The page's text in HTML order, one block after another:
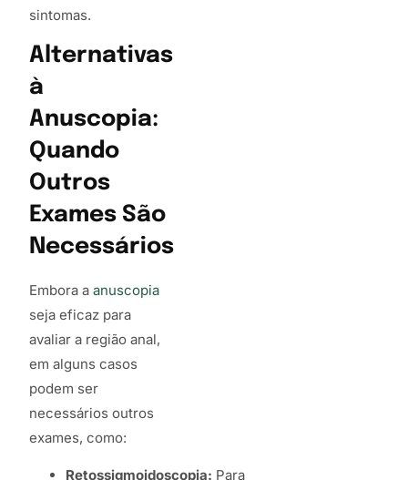
sintomas.
Alternativas
à
Anuscopia:
Quando
Outros
Exames São
Necessários
Embora aanuscopia
seja eficaz para
avaliar a região anal,
em alguns casos
podem ser
necessários outros
exames, como:
Retossigmoidoscopia: Para